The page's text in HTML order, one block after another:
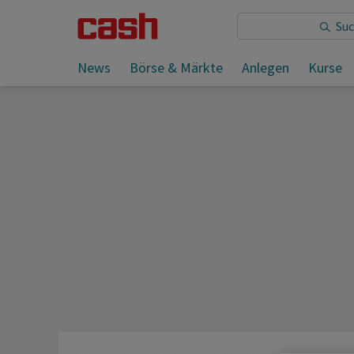
News Börse & Märkte Anlegen Kurse
Sie lesen: